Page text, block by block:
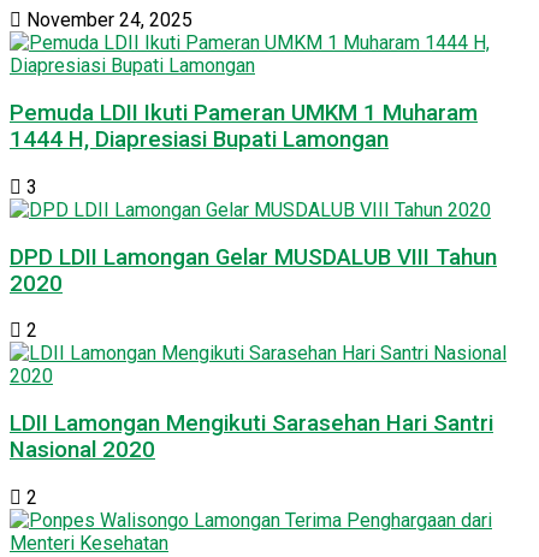
November 24, 2025
Pemuda LDII Ikuti Pameran UMKM 1 Muharam
1444 H, Diapresiasi Bupati Lamongan
3
DPD LDII Lamongan Gelar MUSDALUB VIII Tahun
2020
2
LDII Lamongan Mengikuti Sarasehan Hari Santri
Nasional 2020
2